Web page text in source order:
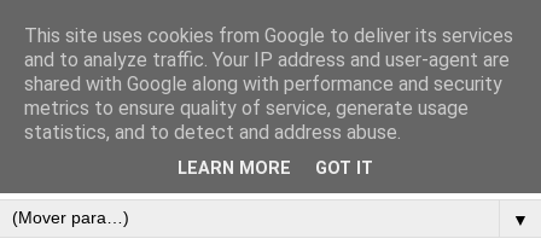
▼
This site uses cookies from Google to deliver its services
and to analyze traffic. Your IP address and user-agent are
shared with Google along with performance and security
metrics to ensure quality of service, generate usage
statistics, and to detect and address abuse.
LEARN MORE GOT IT